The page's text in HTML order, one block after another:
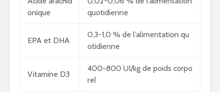
onique
quotidienne
EPA et DHA
0,3-1,0 % de l’alimentation qu
otidienne
Vitamine D3
400-800 UI/kg de poids corpo
rel